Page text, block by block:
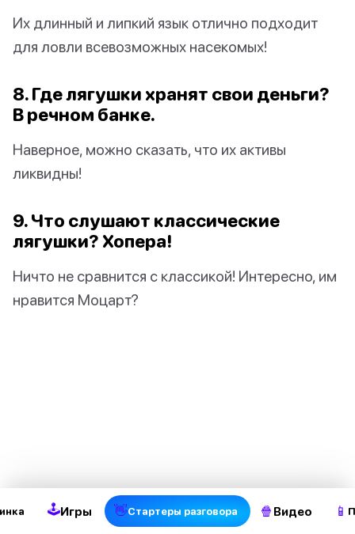
Их длинный и липкий язык отлично подходит
для ловли всевозможных насекомых!
8. Где лягушки хранят свои деньги?
В речном банке.
Наверное, можно сказать, что их активы
ликвидны!
9. Что слушают классические
лягушки? Хопера!
Ничто не сравнится с классикой! Интересно, им
нравится Моцарт?
🕹Игры 👋Стартеры разговора 🍿 Видео 📱